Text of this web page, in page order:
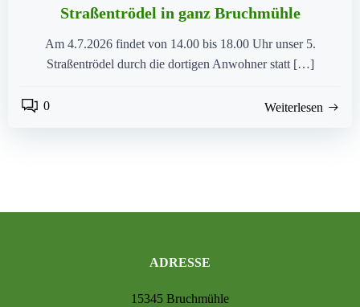
Straßentrödel in ganz Bruchmühle
Am 4.7.2026 findet von 14.00 bis 18.00 Uhr unser 5.
Straßentrödel durch die dortigen Anwohner statt […]
0 Weiterlesen
ADRESSE
15345 Bruchmühle